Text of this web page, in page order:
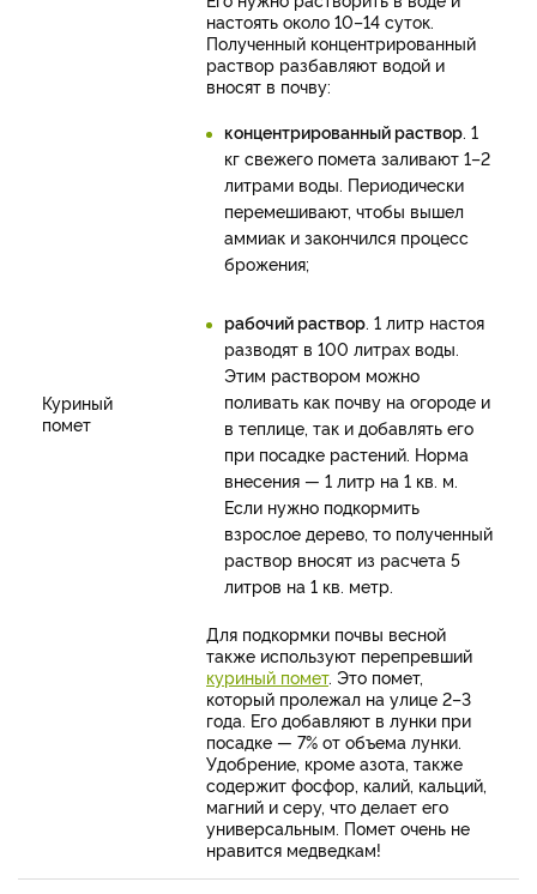
Куриный
помет
настоять около 10–14 суток.
Полученный концентрированный
раствор разбавляют водой и
вносят в почву:
концентрированный раствор . 1
кг свежего помета заливают 1–2
литрами воды. Периодически
перемешивают, чтобы вышел
аммиак и закончился процесс
брожения;
рабочий раствор . 1 литр настоя
разводят в 100 литрах воды.
Этим раствором можно
поливать как почву на огороде и
в теплице, так и добавлять его
при посадке растений. Норма
внесения — 1 литр на 1 кв. м.
Если нужно подкормить
взрослое дерево, то полученный
раствор вносят из расчета 5
литров на 1 кв. метр.
Для подкормки почвы весной
также используют перепревший
куриный помет. Это помет,
который пролежал на улице 2–3
года. Его добавляют в лунки при
посадке — 7% от объема лунки.
Удобрение, кроме азота, также
содержит фосфор, калий, кальций,
магний и серу, что делает его
универсальным. Помет очень не
нравится медведкам!